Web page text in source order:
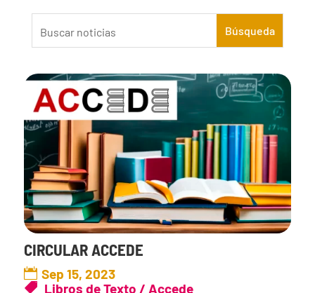
CIRCULAR ACCEDE
Sep 15, 2023
Libros de Texto / Accede